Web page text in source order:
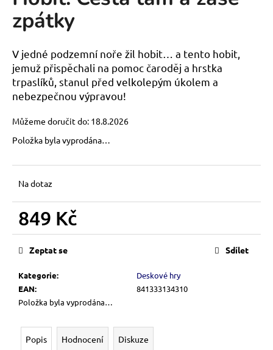
z
hvězdiček.
zpátky
V jedné podzemní noře žil hobit… a tento hobit,
jemuž přispěchali na pomoc čaroděj a hrstka
trpaslíků, stanul před velkolepým úkolem a
nebezpečnou výpravou!
Můžeme doručit do: 18.8.2026
Položka byla vyprodána…
Na dotaz
849 Kč
Měrná
Kategorie:
Deskové hry
EAN:
841333134310
Položka byla vyprodána…
Zeptat se Sdílet
Popis Hodnocení Diskuze
a
j
í
t
?
HLEDAT
p
o
u
m